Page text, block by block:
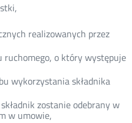
realizowanych przez
ruchomego, o który występuje
wykorzystania składnika
zostanie odebrany w
w umowie,